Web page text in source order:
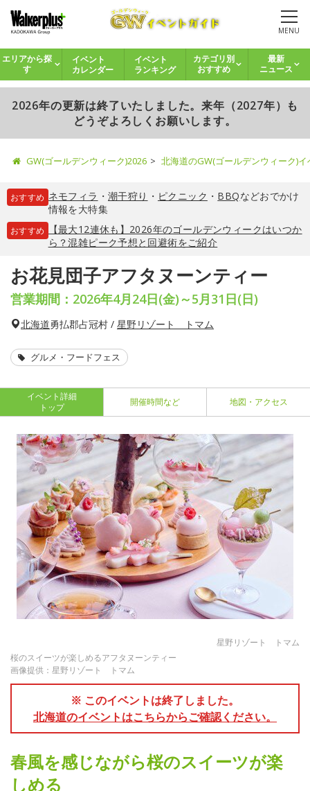
MENU
エリアから探
す
イベント
カレンダー
イベント
ランキング
カテゴリ別
おすすめ
最新
ニュース
2026年の更新は終了いたしました。来年（2027年）も
どうぞよろしくお願いします。
GW(ゴールデンウィーク)2026 北海道のGW(ゴールデンウィーク)
おすすめ ネモフィラ ・ 潮干狩り ・ ピクニック ・ BBQなどおでかけ
情報を大特集
おすすめ
【最大12連休も】2026年のゴールデンウィークはいつか
ら？混雑ピーク予想と回避術をご紹介
お花見団子アフタヌーンティー
営業期間：2026年4月24日(金)～5月31日(日)
北海道勇払郡占冠村 / 星野リゾート トマム
グルメ・フードフェス
イベント詳細
トップ
開催時間など 地図・アクセス
星野リゾート トマム
桜のスイーツが楽しめるアフタヌーンティー
画像提供：星野リゾート トマム
※ このイベントは終了しました。
北海道のイベントはこちらからご確認ください。
春風を感じながら桜のスイーツが楽
しめる